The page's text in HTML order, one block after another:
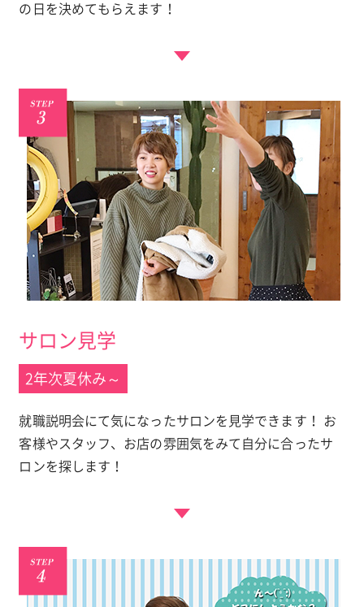
の日を決めてもらえます！
サロン見学
2年次夏休み～
就職説明会にて気になったサロンを見学できます！ お
客様やスタッフ、お店の雰囲気をみて自分に合ったサ
ロンを探します！